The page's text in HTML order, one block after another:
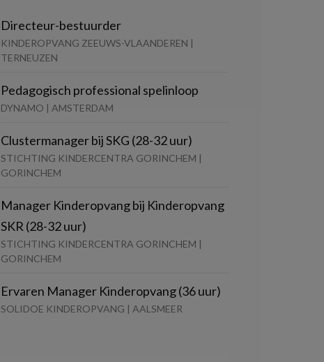
Directeur-bestuurder
KINDEROPVANG ZEEUWS-VLAANDEREN |
TERNEUZEN
Pedagogisch professional spelinloop
DYNAMO | AMSTERDAM
Clustermanager bij SKG (28-32 uur)
STICHTING KINDERCENTRA GORINCHEM |
GORINCHEM
Manager Kinderopvang bij Kinderopvang
SKR (28-32 uur)
STICHTING KINDERCENTRA GORINCHEM |
GORINCHEM
Ervaren Manager Kinderopvang (36 uur)
SOLIDOE KINDEROPVANG | AALSMEER